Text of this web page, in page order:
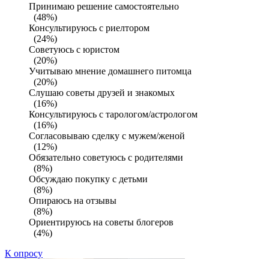
Принимаю решение самостоятельно
(48%)
Консультируюсь с риелтором
(24%)
Советуюсь с юристом
(20%)
Учитываю мнение домашнего питомца
(20%)
Слушаю советы друзей и знакомых
(16%)
Консультируюсь с тарологом/астрологом
(16%)
Согласовываю сделку с мужем/женой
(12%)
Обязательно советуюсь с родителями
(8%)
Обсуждаю покупку с детьми
(8%)
Опираюсь на отзывы
(8%)
Ориентируюсь на советы блогеров
(4%)
К опросу